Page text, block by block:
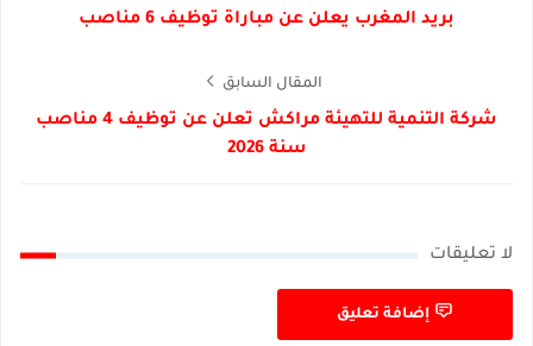
بريد المغرب يعلن عن مباراة توظيف 6 مناصب
المقال السابق
شركة التنمية للتهيئة مراكش تعلن عن توظيف 4 مناصب
سنة 2026
لا تعليقات
إضافة تعليق